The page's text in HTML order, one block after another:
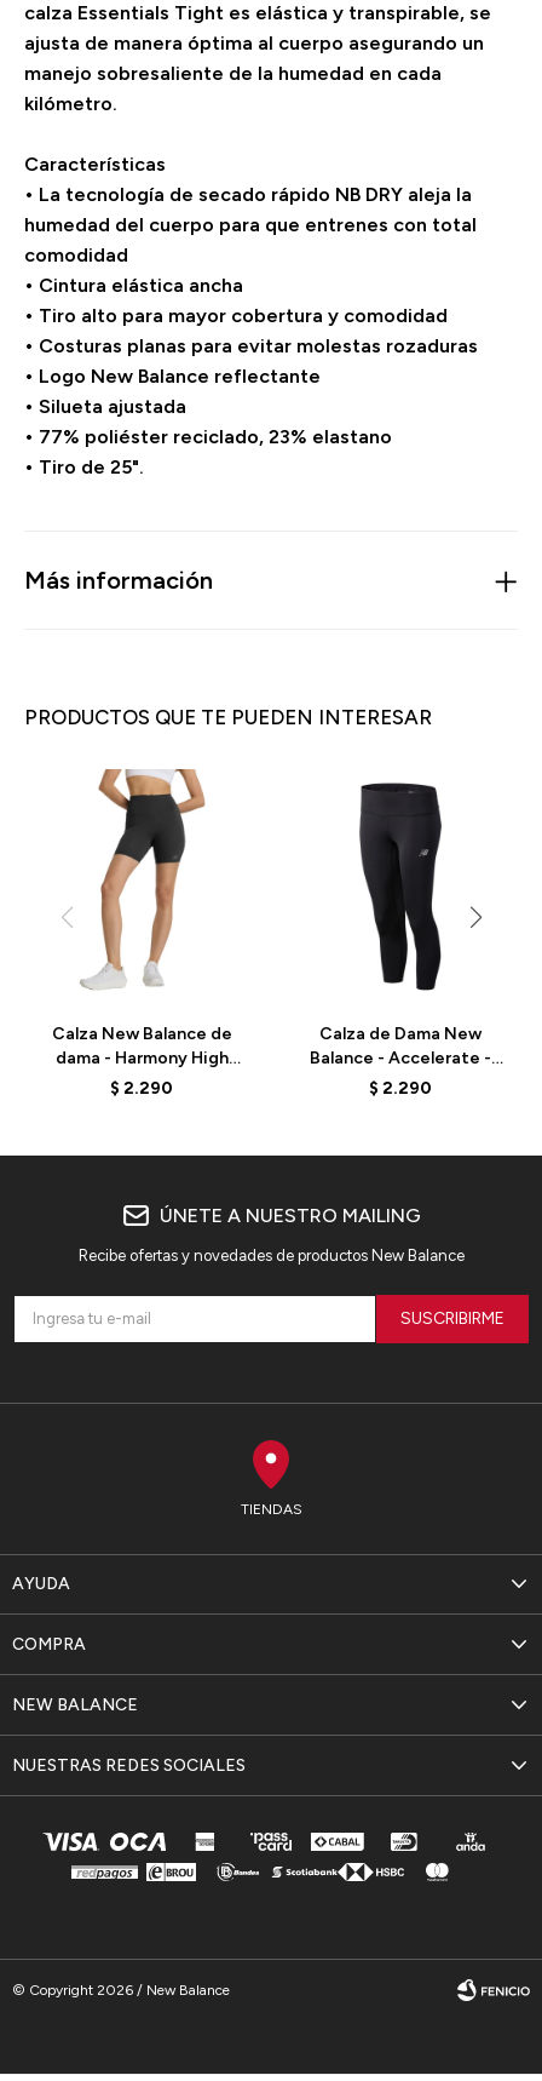
calza Essentials Tight es elástica y transpirable, se
ajusta de manera óptima al cuerpo asegurando un
manejo sobresaliente de la humedad en cada
kilómetro.
Características
• La tecnología de secado rápido NB DRY aleja la
humedad del cuerpo para que entrenes con total
comodidad
• Cintura elástica ancha
• Tiro alto para mayor cobertura y comodidad
• Costuras planas para evitar molestas rozaduras
• Logo New Balance reflectante
• Silueta ajustada
• 77% poliéster reciclado, 23% elastano
• Tiro de 25".
Más información
PRODUCTOS QUE TE PUEDEN INTERESAR
Calza New Balance de
dama - Harmony High
Rise 6" - WS51114BK - ELD
$ 2.290
Calza de Dama New
Balance - Accelerate -
WP11210BK - BLACK
$ 2.290
TIENDAS
AYUDA
NEW BALANCE
COMPRA
NUESTRAS REDES SOCIALES
ÚNETE A NUESTRO MAILING
Recibe ofertas y novedades de productos New Balance
SUSCRIBIRME
© Copyright 2026 / New Balance